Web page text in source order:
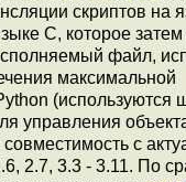
скриптов на
C, которое
файл,
максимальной
(используются
управления
с
2.7, 3.3 - 3.11. По